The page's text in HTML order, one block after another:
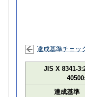
達成基準チェッ
JIS X 8341-
達成基準